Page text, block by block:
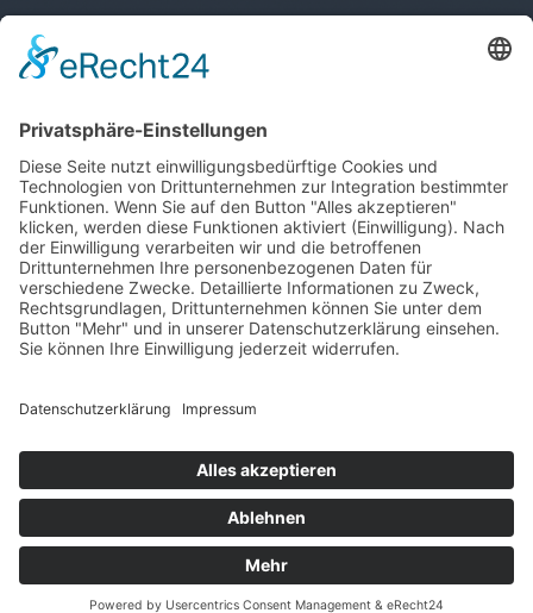
T+423 233 36 30
admin@lsv.li
Ski Alpin
Ski Nordisch
Winter-Highlights
Aktuelles
Verband
Aktion Pro Ski
Selektionsrichtlinien
Kontakt
Impressum
Datenschutz
Internationale Verbände
IBU